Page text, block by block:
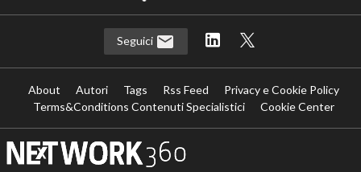
Seguici
About Autori Tags Rss Feed
Privacy e Cookie Policy
Terms&Conditions Contenuti Specialistici
Cookie Center